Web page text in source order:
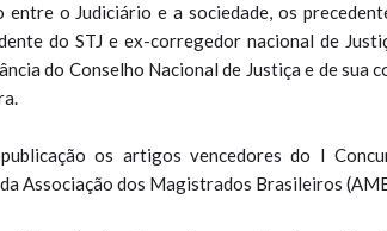
entre o Judiciário e a sociedade, os
do STJ e ex-corregedor nacional de
do Conselho Nacional de Justiça e de sua
publicação os artigos vencedores do I
Associação dos Magistrados Brasileiros